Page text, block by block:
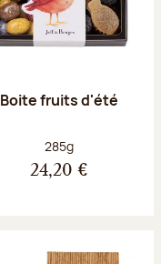
Boite fruits d'été
Poids net :
285g
24,20 €